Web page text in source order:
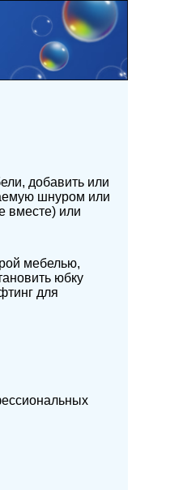
добавить или
шнуром или
вместе) или
мебелью,
юбку
для